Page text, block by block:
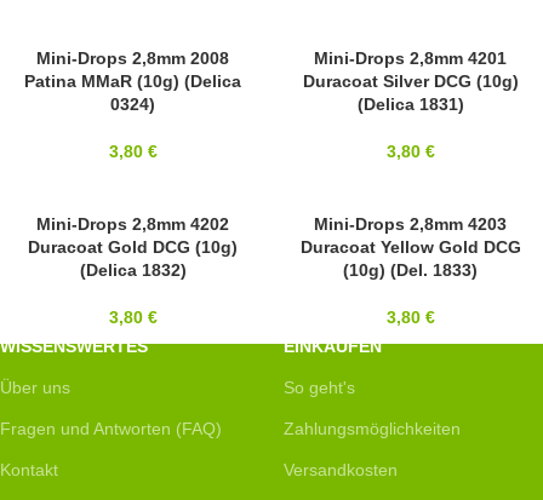
2,8MM
MIYUKI
Mini-Drops 2,8mm 2008
Patina MMaR (10g) (Delica
0324)
3,80 €
SOLD OUT
2,8MM
Mini-Drops 2,8mm 4201
Duracoat Silver DCG (10g)
(Delica 1831)
3,80 €
2,8MM
MIYUKI
Mini-Drops 2,8mm 4202
Duracoat Gold DCG (10g)
(Delica 1832)
3,80 €
2,8MM
MIYUKI
Mini-Drops 2,8mm 4203
Duracoat Yellow Gold DCG
(10g) (Del. 1833)
3,80 €
WISSENSWERTES
Über uns
Fragen und Antworten (FAQ)
Kontakt
EINKAUFEN
So geht's
Zahlungsmöglichkeiten
Versandkosten